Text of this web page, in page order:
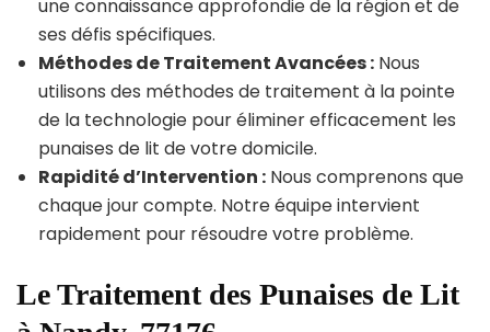
une connaissance approfondie de la région et de
ses défis spécifiques.
Méthodes de Traitement Avancées : Nous
utilisons des méthodes de traitement à la pointe
de la technologie pour éliminer efficacement les
punaises de lit de votre domicile.
Rapidité d’Intervention : Nous comprenons que
chaque jour compte. Notre équipe intervient
rapidement pour résoudre votre problème.
Le Traitement des Punaises de Lit